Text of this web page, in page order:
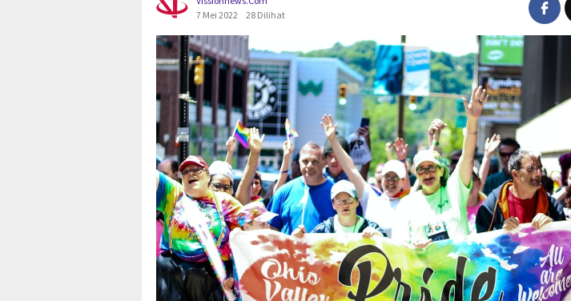
7 Mei 2022
28 Dilihat